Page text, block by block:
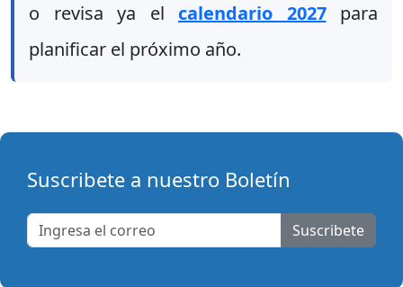
o revisa ya el calendario 2027para
planificar el próximo año.
Suscribete a nuestro Boletín
Suscribete